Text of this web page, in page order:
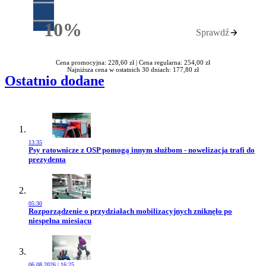
10%Rabatu Sprawdź
Cena promocyjna: 228,60 zł | Cena regularna: 254,00 zł
Najniższa cena w ostatnich 30 dniach: 177,80 zł
Ostatnio dodane
13:35
Przejdź do artykułu:
Psy ratownicze z OSP pomogą innym służbom - nowelizacja trafi do
prezydenta
05:30
Przejdź do artykułu:
Rozporządzenie o przydziałach mobilizacyjnych zniknęło po
niespełna miesiącu
06.08.2026 | 16:25